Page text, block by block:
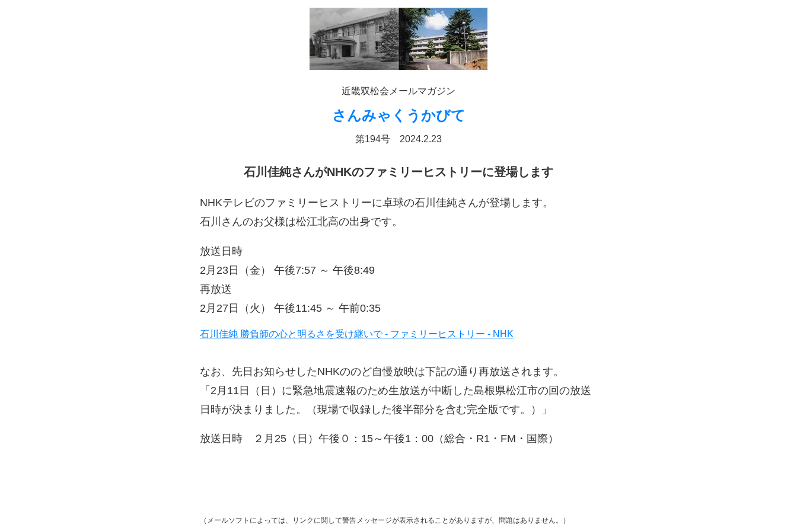
近畿双松会メールマガジン
さんみゃくうかびて
第194号 2024.2.23
石川佳純さんがNHKのファミリーヒストリーに登場します
NHKテレビのファミリーヒストリーに卓球の石川佳純さんが登場します。
石川さんのお父様は松江北高の出身です。
放送日時
2月23日（金） 午後7:57 ～ 午後8:49
再放送
2月27日（火） 午後11:45 ～ 午前0:35
石川佳純 勝負師の心と明るさを受け継いで - ファミリーヒストリー - NHK
なお、先日お知らせしたNHKののど自慢放映は下記の通り再放送されます。
「2月11日（日）に緊急地震速報のため生放送が中断した島根県松江市の回の放送
日時が決まりました。（現場で収録した後半部分を含む完全版です。）」
放送日時 ２月25（日）午後０：15～午後1：00（総合・R1・FM・国際）
（メールソフトによっては、リンクに関して警告メッセージが表示されることがありますが、問題はありません。）